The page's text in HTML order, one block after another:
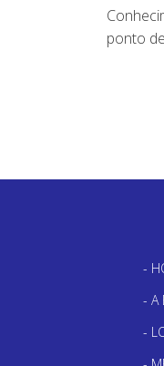
ponto
A